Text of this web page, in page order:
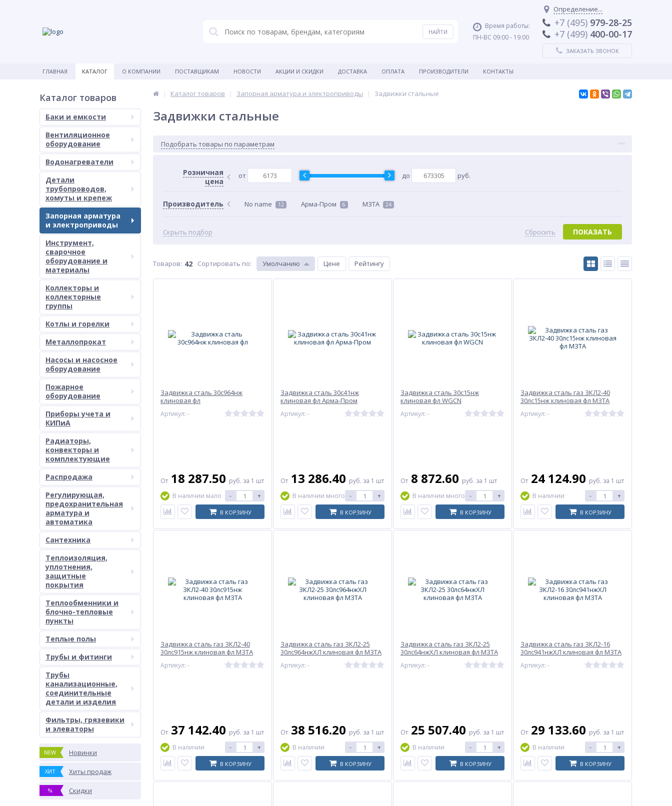
Время работы:
ПН-ВС 09:00 - 19:00
Определение...
+7 (495) 979-28-25
+7 (499) 400-00-17
ЗАКАЗАТЬ ЗВОНОК
ГЛАВНАЯ КАТАЛОГ О КОМПАНИИ ПОСТАВЩИКАМ НОВОСТИ АКЦИИ И СКИДКИ ДОСТАВКА ОПЛАТА ПРОИЗВОДИТЕЛИ КОНТАКТЫ
Каталог товаров
Баки и емкости
Вентиляционное
оборудование
Водонагреватели
Детали
трубопроводов,
хомуты и крепеж
Запорная арматура
и электроприводы
Инструмент,
сварочное
оборудование и
материалы
Коллекторы и
коллекторные
группы
Котлы и горелки
Металлопрокат
Насосы и насосное
оборудование
Пожарное
оборудование
Приборы учета и
КИПиА
Радиаторы,
конвекторы и
комплектующие
Распродажа
Регулирующая,
предохранительная
арматура и
автоматика
Сантехника
Теплоизоляция,
уплотнения,
защитные
покрытия
Теплообменники и
блочно-тепловые
пункты
Теплые полы
Трубы и фитинги
Трубы
канализационные,
соединительные
детали и изделия
Фильтры, грязевики
и элеваторы
NEW Новинки
ХИТ Хиты продаж
% Скидки
Каталог товаров Запорная арматура и электроприводы Задвижки стальные
Задвижки стальные
Подобрать товары по параметрам
Розничная
цена
от до руб.
Производитель No name 12 Арма-Пром 6 МЗТА 24
Скрыть подбор ПОКАЗАТЬ
Сбросить
Товаров: 42 Сортировать по: Умолчанию Цене Рейтингу
Задвижка сталь 30с964нж
клиновая фл
Артикул: -
От 18 287.50 руб. за 1 шт
В наличии мало
- +
В КОРЗИНУ
Задвижка сталь 30с41нж
клиновая фл Арма-Пром
Артикул: -
От 13 286.40 руб. за 1 шт
В наличии много - +
В КОРЗИНУ
Задвижка сталь 30с15нж
клиновая фл WGCN
Артикул: -
От 8 872.60 руб. за 1 шт
В наличии много - +
В КОРЗИНУ
Задвижка сталь газ ЗКЛ2-40
30лс15нж клиновая фл МЗТА
Артикул: -
От 24 124.90 руб. за 1 шт
В наличии
- +
В КОРЗИНУ
Задвижка сталь газ ЗКЛ2-40
30лс915нж клиновая фл МЗТА
Артикул: -
От 37 142.40 руб. за 1 шт
В наличии
- +
В КОРЗИНУ
Задвижка сталь газ ЗКЛ2-25
30лс964нжХЛ клиновая фл МЗТА
Артикул: -
От 38 516.20 руб. за 1 шт
В наличии
- +
В КОРЗИНУ
Задвижка сталь газ ЗКЛ2-25
30лс64нжХЛ клиновая фл МЗТА
Артикул: -
От 25 507.40 руб. за 1 шт
В наличии
- +
В КОРЗИНУ
Задвижка сталь газ ЗКЛ2-16
30лс941нжХЛ клиновая фл МЗТА
Артикул: -
От 29 133.60 руб. за 1 шт
В наличии
- +
В КОРЗИНУ